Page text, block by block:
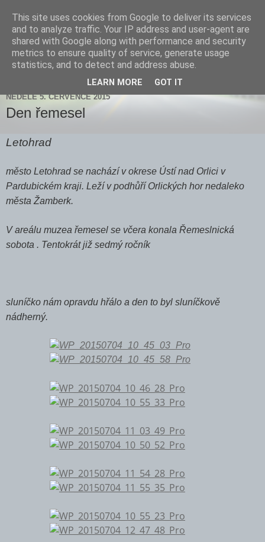
Zdenička
NEDĚLE 5. ČERVENCE 2015
Den řemesel
Letohrad
město Letohrad se nachází v okrese Ústí nad Orlici v
Pardubickém kraji. Leží v podhůří Orlických hor nedaleko
města Žamberk.
V areálu muzea řemesel se včera konala Řemeslnická
sobota . Tentokrát již sedmý ročník
sluníčko nám opravdu hřálo a den to byl sluníčkově
nádherný.
This site uses cookies from Google to deliver its services
and to analyze traffic. Your IP address and user-agent are
shared with Google along with performance and security
metrics to ensure quality of service, generate usage
statistics, and to detect and address abuse.
LEARN MORE GOT IT